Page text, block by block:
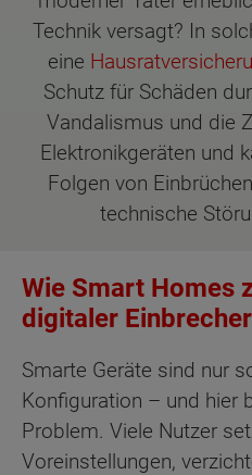
Technik versagt? In
eine
Schutz für Schäden
Vandalismus und die
Elektronikgeräten und
Folgen von
technische
Wie Smart Homes
digitaler
Smarte Geräte sind nur
Konfiguration – und hier
Problem. Viele Nutzer
Voreinstellungen,